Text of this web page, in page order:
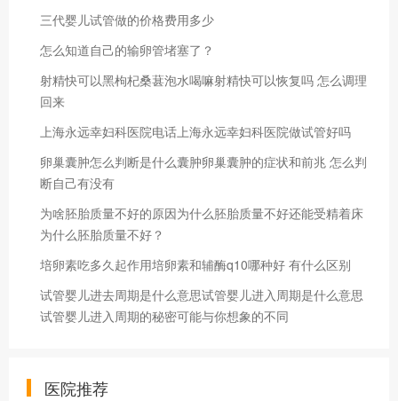
三代婴儿试管做的价格费用多少
怎么知道自己的输卵管堵塞了？
射精快可以黑枸杞桑葚泡水喝嘛射精快可以恢复吗 怎么调理
回来
上海永远幸妇科医院电话上海永远幸妇科医院做试管好吗
卵巢囊肿怎么判断是什么囊肿卵巢囊肿的症状和前兆 怎么判
断自己有没有
为啥胚胎质量不好的原因为什么胚胎质量不好还能受精着床
为什么胚胎质量不好？
培卵素吃多久起作用培卵素和辅酶q10哪种好 有什么区别
试管婴儿进去周期是什么意思试管婴儿进入周期是什么意思
试管婴儿进入周期的秘密可能与你想象的不同
医院推荐